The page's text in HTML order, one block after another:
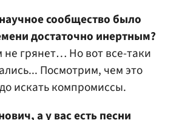
сообщество было
достаточно инертным?
грянет… Но вот все-таки
Посмотрим, чем это
искать компромиссы.
а у вас есть песни